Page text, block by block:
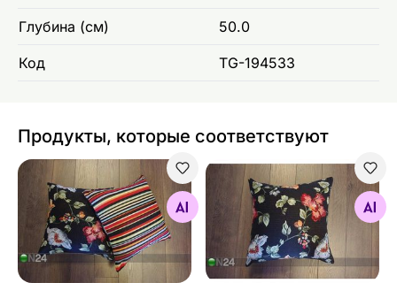
Глубина (см) 50.0
Код TG-194533
Продукты, которые соответствуют
Декоративная подушка из гобелена Viena
Найдите похожие
Декоративная подушка
Найдите похожие